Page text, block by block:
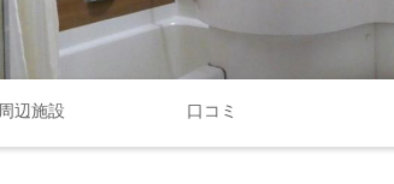
周辺施設 口コミ